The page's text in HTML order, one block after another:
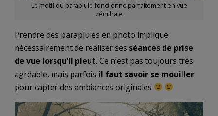
Le motif du parapluie fonctionne parfaitement en vue
zénithale
Prendre des parapluies en photo implique
nécessairement de réaliser ses séances de prise
de vue lorsqu’il pleut. Ce n’est pas toujours très
agréable, mais parfois il faut savoir se mouiller
pour capter des ambiances originales